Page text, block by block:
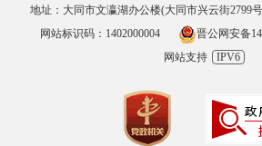
地址：大同市文瀛湖办公楼(大同市兴云街2799
网站标识码：1402000004
晋公网安备
网站支持
IPV6